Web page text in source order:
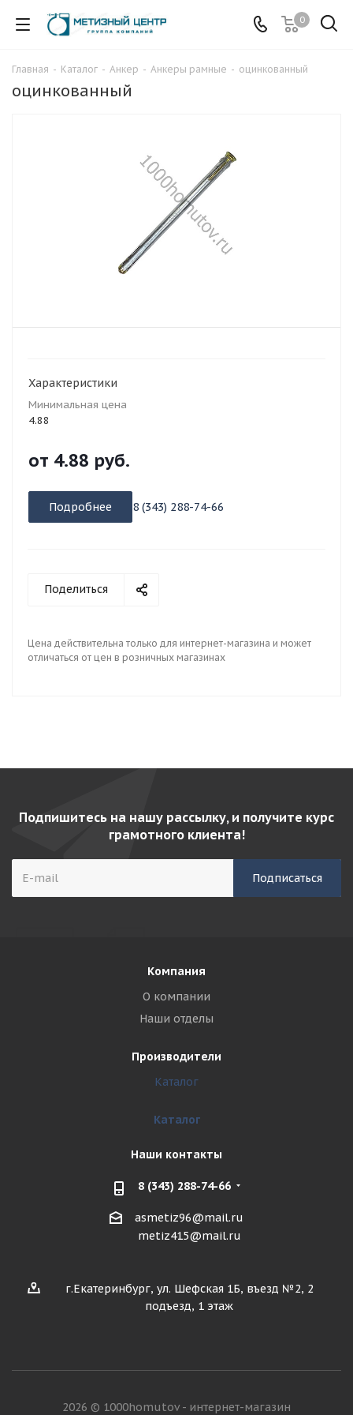
0
Главная - Каталог - Анкер - Анкеры рамные - оцинкованный
оцинкованный
Характеристики
Минимальная цена
4.88
от 4.88 руб.
Подробнее 8 (343) 288-74-66
Поделиться
Цена действительна только для интернет-магазина и может
отличаться от цен в розничных магазинах
Подпишитесь на нашу рассылку, и получите курс
грамотного клиента!
Компания
О компании
Наши отделы
Производители
Каталог
Каталог
Наши контакты
8 (343) 288-74-66
asmetiz96@mail.ru
metiz415@mail.ru
г.Екатеринбург, ул. Шефская 1Б, въезд №2, 2
подъезд, 1 этаж
2026 © 1000homutov - интернет-магазин